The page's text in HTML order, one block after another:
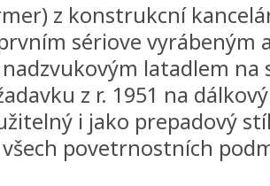
z konstrukcní
sériove vyrábeným
latadlem na
z r. 1951 na
i jako prepadový
povetrnostních